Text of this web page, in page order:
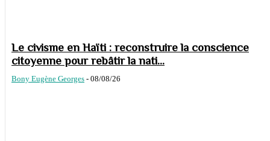
Le civisme en Haïti : reconstruire la conscience
citoyenne pour rebâtir la nati...
Bony Eugène Georges - 08/08/26